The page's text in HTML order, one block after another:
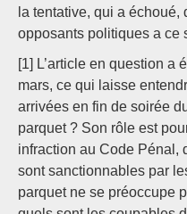
la tentative, qui a
opposants politiques a ce
[1] L’article en question a
mars, ce qui laisse
arrivées en fin de soirée
parquet ? Son rôle est
infraction au Code Pénal,
sont sanctionnables par
parquet ne se préoccupe